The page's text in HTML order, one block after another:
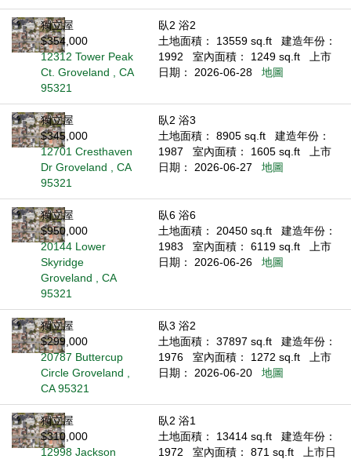
獨立屋
$354,000
12312 Tower Peak
Ct. Groveland , CA
95321
臥2 浴2
土地面積： 13559 sq.ft
建造年份：
1992
室內面積： 1249 sq.ft
上市
日期： 2026-06-28
地圖
獨立屋
$345,000
12701 Cresthaven
Dr Groveland , CA
95321
臥2 浴3
土地面積： 8905 sq.ft
建造年份：
1987
室內面積： 1605 sq.ft
上市
日期： 2026-06-27
地圖
獨立屋
$950,000
20144 Lower
Skyridge
Groveland , CA
95321
臥6 浴6
土地面積： 20450 sq.ft
建造年份：
1983
室內面積： 6119 sq.ft
上市
日期： 2026-06-26
地圖
獨立屋
$299,000
20787 Buttercup
Circle Groveland ,
CA 95321
臥3 浴2
土地面積： 37897 sq.ft
建造年份：
1976
室內面積： 1272 sq.ft
上市
日期： 2026-06-20
地圖
獨立屋
$310,000
12998 Jackson
臥2 浴1
土地面積： 13414 sq.ft
建造年份：
1972
室內面積： 871 sq.ft
上市日